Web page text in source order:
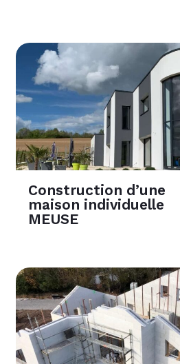
Construction d’une
maison individuelle
MEUSE